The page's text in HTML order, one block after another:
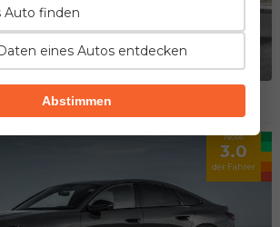
restyle)
90% des Passagierschutzes
Note
3.0
der Fahrer
Auto finden
eines Autos entdecken
Abstimmen